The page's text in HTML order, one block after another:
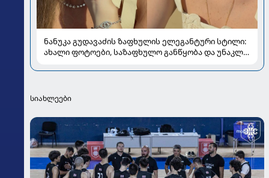
ნანუკა გუდავაძის ზაფხულის ელეგანტური სტილი:
ახალი ფოტოები, საზაფხულო განწყობა და უნაკლო
სიახლეები